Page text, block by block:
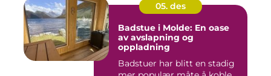
05. des
Badstue i Molde: En oase
av avslapning og
oppladning
Badstuer har blitt en stadig